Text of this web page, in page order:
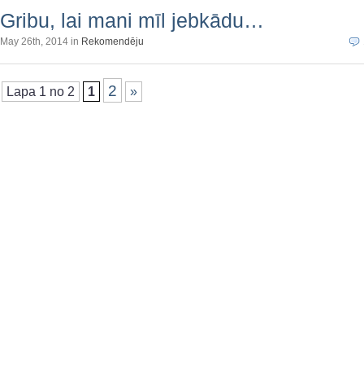
Gribu, lai mani mīl jebkādu…
May 26th, 2014 in Rekomendēju
Lapa 1 no 2 1 2 »